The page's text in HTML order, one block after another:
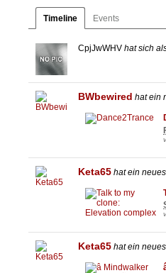
Timeline Events
CpjJwWHV hat sich
BWbewired hat ein
Keta65 hat ein
Keta65 hat ein